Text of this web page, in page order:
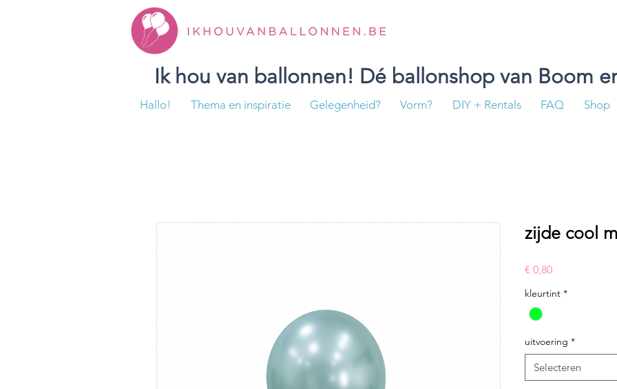
Ik hou van ballonnen! Dé ballonshop van Boom
Hallo! Thema en inspiratie Gelegenheid? Vorm? DIY + Rentals FAQ Shop
zijde cool
€ 0,80Prijs
kleurtint *
uitvoering *
Selecteren